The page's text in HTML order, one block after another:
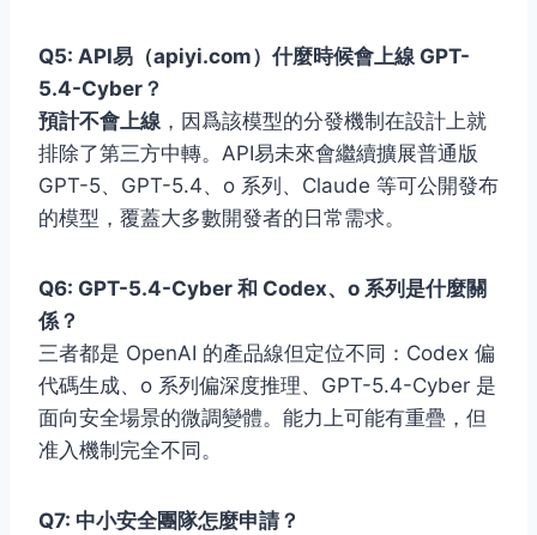
Q5: API易（apiyi.com）什麼時候會上線 GPT-
5.4-Cyber？
預計不會上線 ，因爲該模型的分發機制在設計上就
排除了第三方中轉。API易未來會繼續擴展普通版
GPT-5、GPT-5.4、o 系列、Claude 等可公開發布
的模型，覆蓋大多數開發者的日常需求。
Q6: GPT-5.4-Cyber 和 Codex、o 系列是什麼關
係？
三者都是 OpenAI 的產品線但定位不同：Codex 偏
代碼生成、o 系列偏深度推理、GPT-5.4-Cyber 是
面向安全場景的微調變體。能力上可能有重疊，但
准入機制完全不同。
Q7: 中小安全團隊怎麼申請？